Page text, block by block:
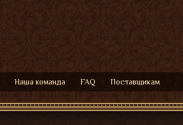
Наша команда FAQ Поставщикам